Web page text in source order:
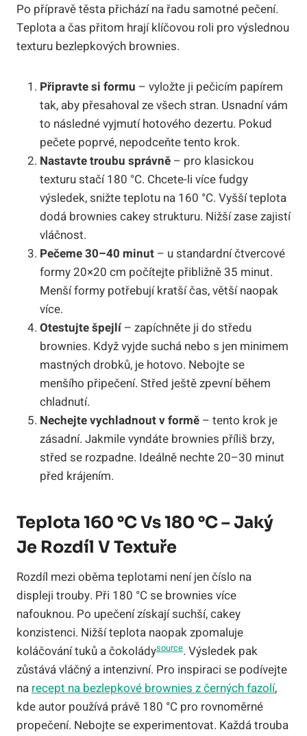
Po přípravě těsta přichází na řadu samotné pečení.
Teplota a čas přitom hrají klíčovou roli pro výslednou
texturu bezlepkových brownies.
Připravte si formu – vyložte ji pečicím papírem
tak, aby přesahoval ze všech stran. Usnadní vám
to následné vyjmutí hotového dezertu. Pokud
pečete poprvé, nepodceňte tento krok.
Nastavte troubu správně – pro klasickou
texturu stačí 180 °C. Chcete-li více fudgy
výsledek, snižte teplotu na 160 °C. Vyšší teplota
dodá brownies cakey strukturu. Nižší zase zajistí
vláčnost.
Pečeme 30–40 minut – u standardní čtvercové
formy 20×20 cm počítejte přibližně 35 minut.
Menší formy potřebují kratší čas, větší naopak
více.
Otestujte špejlí– zapíchněte ji do středu
brownies. Když vyjde suchá nebo s jen minimem
mastných drobků, je hotovo. Nebojte se
menšího připečení. Střed ještě zpevní během
chladnutí.
Nechejte vychladnout v formě – tento krok je
zásadní. Jakmile vyndáte brownies příliš brzy,
střed se rozpadne. Ideálně nechte 20–30 minut
před krájením.
Teplota 160 °C Vs 180 °C – Jaký
Je Rozdíl V Textuře
Rozdíl mezi oběma teplotami není jen číslo na
displeji trouby. Při 180 °C se brownies více
nafouknou. Po upečení získají suchší, cakey
konzistenci. Nižší teplota naopak zpomaluje
koláčování tuků a čokoládysource. Výsledek pak
zůstává vláčný a intenzivní. Pro inspiraci se podívejte
narecept na bezlepkové brownies z černých fazolí,
kde autor používá právě 180 °C pro rovnoměrné
propečení. Nebojte se experimentovat. Každá trouba